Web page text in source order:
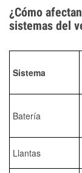
¿Cómo
sistemas del
Sistema
Batería
Llantas